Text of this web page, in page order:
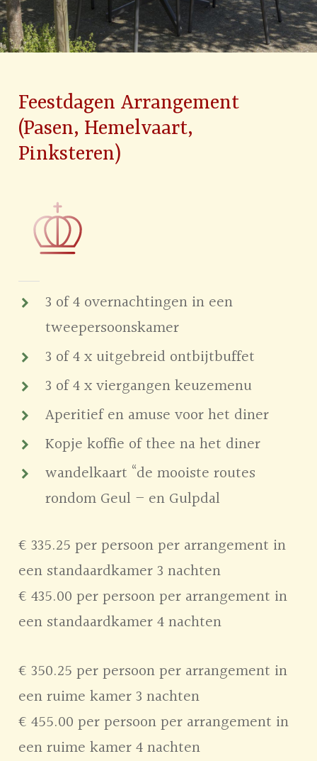
Feestdagen Arrangement
(Pasen, Hemelvaart,
Pinksteren)
3 of 4 overnachtingen in een
tweepersoonskamer
3 of 4 x uitgebreid ontbijtbuffet
3 of 4 x viergangen keuzemenu
Aperitief en amuse voor het diner
Kopje koffie of thee na het diner
wandelkaart “de mooiste routes
rondom Geul – en Gulpdal
€ 335.25 per persoon per arrangement in
een standaardkamer 3 nachten
€ 435.00 per persoon per arrangement in
een standaardkamer 4 nachten
€ 350.25 per persoon per arrangement in
een ruime kamer 3 nachten
€ 455.00 per persoon per arrangement in
een ruime kamer 4 nachten